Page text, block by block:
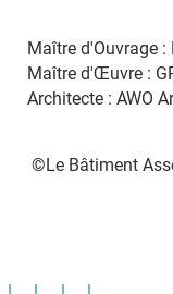
Maître d'Ouvrage
Maître d'Œuvre :
Architecte : AWO
©Le Bâtiment